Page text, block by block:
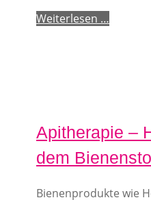
Weiterlesen …
Apitherapie –
dem
Bienenprodukte wie